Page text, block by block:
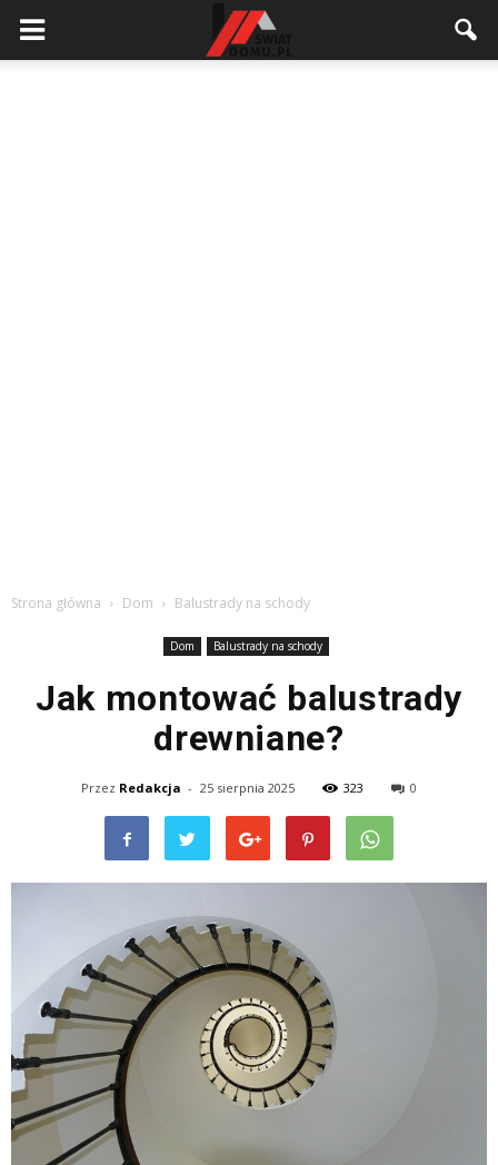
Strona główna Dom Balustrady na schody
Dom Balustrady na schody
Jak montować balustrady
drewniane?
Przez Redakcja - 25 sierpnia 2025 323 0